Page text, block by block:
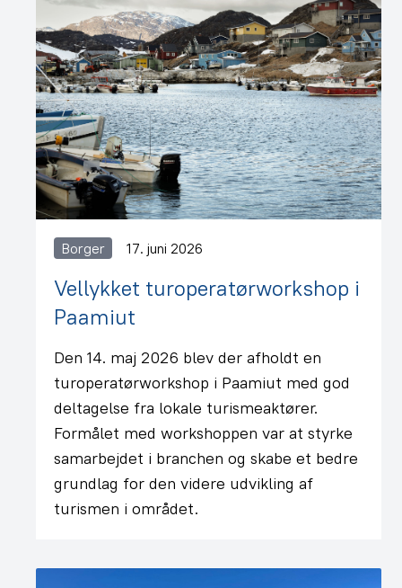
Borger 17. juni 2026
Vellykket turoperatørworkshop i
Paamiut
Den 14. maj 2026 blev der afholdt en
turoperatørworkshop i Paamiut med god
deltagelse fra lokale turismeaktører.
Formålet med workshoppen var at styrke
samarbejdet i branchen og skabe et bedre
grundlag for den videre udvikling af
turismen i området.